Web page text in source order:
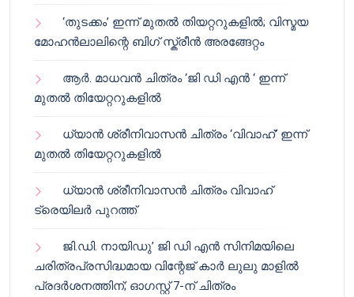
‘തുടക്കം’ ഇന്ന് മുതൽ തിയറ്ററുകളിൽ; വിസ്മയ
മോഹൻലാലിന്റെ ബിഗ് സ്ക്രീൻ അരങ്ങേറ്റം
ആർ. മാധവൻ ചിത്രം ‘ജി ഡി എൻ ‘ ഇന്ന്
മുതൽ തിയേറ്ററുകളിൽ
ധ്യാൻ ശ്രീനിവാസൻ ചിത്രം ‘വിവാഹ്’ ഇന്ന്
മുതൽ തിയേറ്ററുകളിൽ
ധ്യാൻ ശ്രീനിവാസൻ ചിത്രം വിവാഹ്
ട്രെയിലർ പുറത്ത്
ജി.ഡി. നായിഡു’ ജി ഡി എൻ സിനിമയിലെ
ചരിത്രപ്രസിദ്ധമായ വിന്റേജ് കാർ ലുലു മാളിൽ
പ്രദർശനത്തിന്; ഓഗസ്റ്റ് 7-ന് ചിത്രം